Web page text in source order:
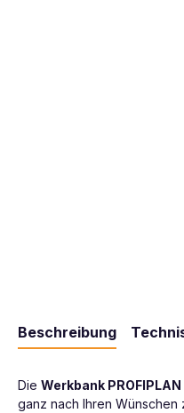
Beschreibung
Die Werkbank PROFIPLAN
ganz nach Ihren